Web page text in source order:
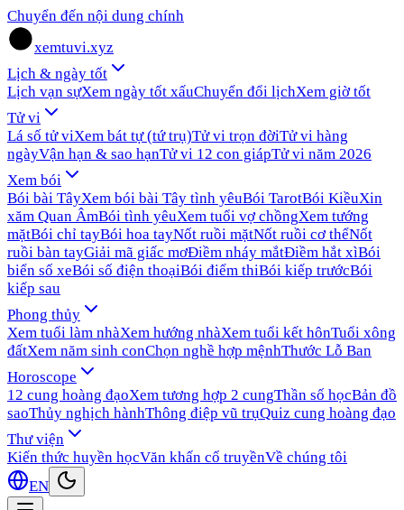
Chuyển đến nội dung chính
xemtuvi.xyz
Lịch & ngày tốt
Lịch vạn sựXem ngày tốt xấuChuyển đổi lịchXem giờ tốt
Tử vi
Lá số tử viXem bát tự (tứ trụ)Tử vi trọn đờiTử vi hàng
ngàyVận hạn & sao hạnTử vi 12 con giápTử vi năm 2026
Xem bói
Bói bài TâyXem bói bài Tây tình yêuBói TarotBói KiềuXin
xăm Quan ÂmBói tình yêuXem tuổi vợ chồngXem tướng
mặtBói chỉ tayBói hoa tayNốt ruồi mặtNốt ruồi cơ thểNốt
ruồi bàn tayGiải mã giấc mơĐiềm nháy mắtĐiềm hắt xìBói
biển số xeBói số điện thoạiBói điểm thiBói kiếp trướcBói
kiếp sau
Phong thủy
Xem tuổi làm nhàXem hướng nhàXem tuổi kết hônTuổi xông
đấtXem năm sinh conChọn nghề hợp mệnhThước Lỗ Ban
Horoscope
12 cung hoàng đạoXem tương hợp 2 cungThần số họcBản đồ
saoThủy nghịch hànhThông điệp vũ trụQuiz cung hoàng đạo
Thư viện
Kiến thức huyền họcVăn khấn cổ truyềnVề chúng tôi
EN